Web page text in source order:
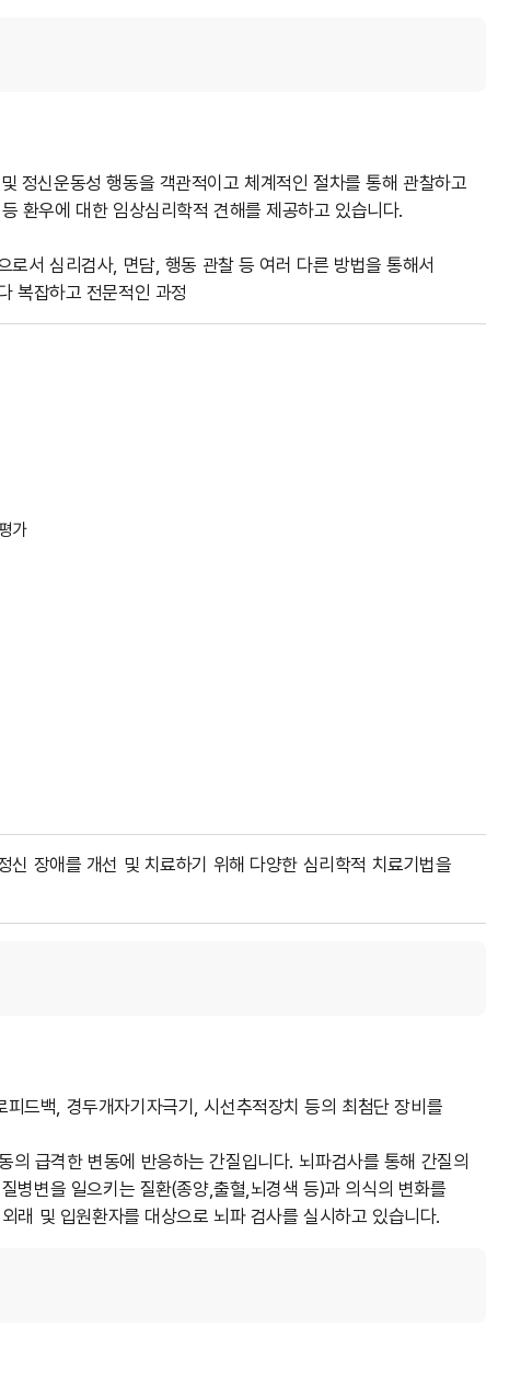
정신운동성 행동을 객관적이고 체계적인 절차를 통해 관찰하고
환우에 대한 임상심리학적 견해를 제공하고 있습니다.
서 심리검사, 면담, 행동 관찰 등 여러 다른 방법을 통해서
복잡하고 전문적인 과정
가
장애를 개선 및 치료하기 위해 다양한 심리학적 치료기법을
드백, 경두개자기자극기, 시선추적장치 등의 최첨단 장비를
급격한 변동에 반응하는 간질입니다. 뇌파검사를 통해 간질의
병변을 일으키는 질환(종양,출혈,뇌경색 등)과 의식의 변화를
래 및 입원환자를 대상으로 뇌파 검사를 실시하고 있습니다.